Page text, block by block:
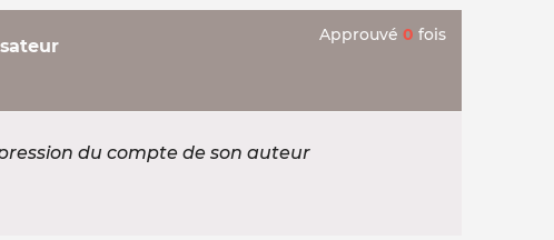
Approuvé 0 fois
du compte de son auteur